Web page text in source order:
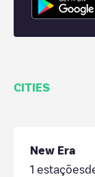
CITIES
New Era
1